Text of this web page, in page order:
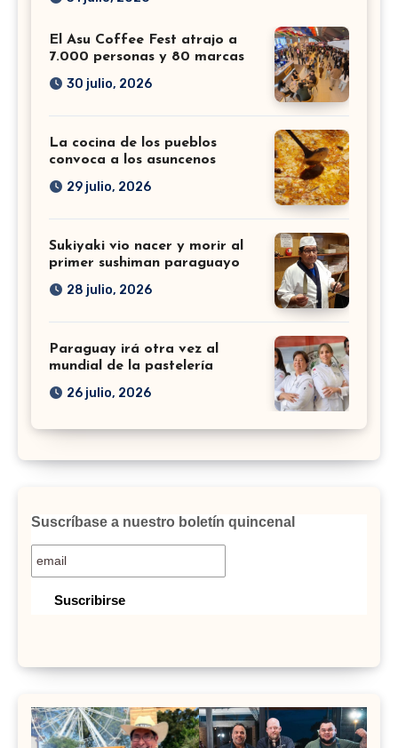
El Asu Coffee Fest atrajo a
7.000 personas y 80 marcas
30 julio, 2026
La cocina de los pueblos
convoca a los asuncenos
29 julio, 2026
Sukiyaki vio nacer y morir al
primer sushiman paraguayo
28 julio, 2026
Paraguay irá otra vez al
mundial de la pastelería
26 julio, 2026
Suscríbase a nuestro boletín quincenal